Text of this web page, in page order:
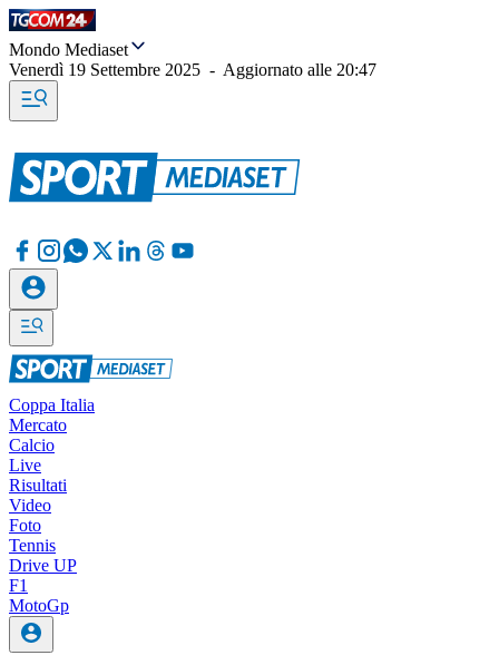
Mondo Mediaset
Venerdì 19 Settembre 2025 - Aggiornato alle 20:47
Coppa Italia
Mercato
Calcio
Live
Risultati
Video
Foto
Tennis
Drive UP
F1
MotoGp